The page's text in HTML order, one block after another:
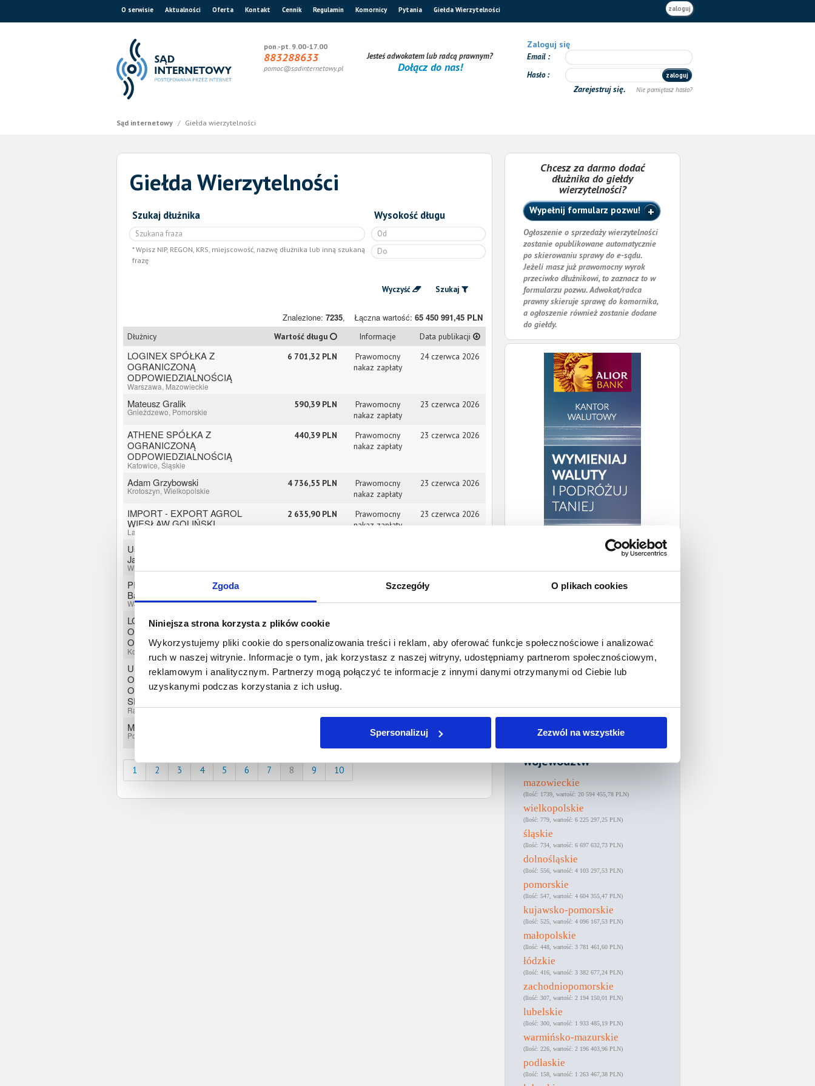
Zgoda Szczegóły O plikach cookies
Niniejsza strona korzysta z plików cookie
Wykorzystujemy pliki cookie do spersonalizowania treści i reklam, aby oferować funkcje społecznościowe i analizować
ruch w naszej witrynie. Informacje o tym, jak korzystasz z naszej witryny, udostępniamy partnerom społecznościowym,
reklamowym i analitycznym. Partnerzy mogą połączyć te informacje z innymi danymi otrzymanymi od Ciebie lub
uzyskanymi podczas korzystania z ich usług.
Spersonalizuj Zezwól na wszystkie
O serwisie Aktualności Oferta Kontakt Cennik Regulamin Komornicy Pytania Giełda Wierzytelności zaloguj
pon.-pt. 9.00-17.00
883288633
pomoc@sadinternetowy.pl
Jesteś adwokatem lub radcą prawnym?
Dołącz do nas!
Zaloguj się
Email
Hasło
zaloguj
Zarejestruj się. Nie pamiętasz hasła?
Sąd internetowy / Giełda wierzytelności
Giełda Wierzytelności
Szukaj dłużnika
Wpisz NIP, REGON, KRS, miejscowość, nazwę dłużnika lub inną szukaną
frazę
Wysokość długu
Wyczyść Szukaj
Znalezione: 7235, Łączna wartość: 65 450 991,45 PLN
Dłużnicy Wartość długu Informacje Data publikacji
LOGINEX SPÓŁKA Z
OGRANICZONĄ
ODPOWIEDZIALNOŚCIĄ
Warszawa, Mazowieckie
6 701,32 PLN
Prawomocny
nakaz zapłaty
24 czerwca 2026
Mateusz Gralik
Gnieżdzewo, Pomorskie
590,39 PLN
Prawomocny
nakaz zapłaty
23 czerwca 2026
ATHENE SPÓŁKA Z
OGRANICZONĄ
ODPOWIEDZIALNOŚCIĄ
Katowice, Śląskie
440,39 PLN
Prawomocny
nakaz zapłaty
23 czerwca 2026
Adam Grzybowski
Krotoszyn, Wielkopolskie
4 736,55 PLN
Prawomocny
nakaz zapłaty
23 czerwca 2026
IMPORT - EXPORT AGROL
WIESŁAW GOLIŃSKI
Latkowa, Dolnośląskie
2 635,90 PLN
Prawomocny
nakaz zapłaty
23 czerwca 2026
Usługi elektryczne Tomasz
Jarosiński
Wiskitki, Mazowieckie
PIEKARNIA NA WOLI Andrzej
Bandurski
Warszawa, Mazowieckie
Prawomocny
22 czerwca 2026
LOGIS COM SPÓŁKA Z
OGRANICZONĄ
ODPOWIEDZIALNOŚCIĄ
Kochłowice, Opolskie
1 161,39 PLN
U KUBUSIA SPÓŁKA Z
OGRANICZONĄ
ODPOWIEDZIALNOŚCIĄ
SPÓŁKA KOMANDYTOWA
Rawicz, Wielkopolskie
5 525,39 PLN
Prawomocny
nakaz zapłaty
19 czerwca 2026
Michał Dąbek
Poznań, Wielkopolskie
Prawomocny
nakaz zapłaty
19 czerwca 2026
1 2 3 4 5 6 7 8 9 10
Chcesz za darmo dodać
dłużnika do giełdy
wierzytelności?
Wypełnij formularz pozwu!
Ogłoszenie o sprzedaży wierzytelności
zostanie opublikowane automatycznie
po skierowaniu sprawy do e-sądu.
Jeżeli masz już prawomocny wyrok
przeciwko dłużnikowi, to zaznacz to w
formularzu pozwu. Adwokat/radca
prawny skieruje sprawę do komornika,
a ogłoszenie również zostanie dodane
do giełdy.
Wierzytelności wg
województw
mazowieckie
1739 20 594 455,78 PLN
wielkopolskie
779 6 225 297,25 PLN
śląskie
734 6 697 632,73 PLN
dolnośląskie
556 4 103 297,53 PLN
pomorskie
547 4 604 355,47 PLN
kujawsko-pomorskie
525 4 096 167,53 PLN
małopolskie
448 3 781 461,60 PLN
łódzkie
416 3 382 677,24 PLN
zachodniopomorskie
307 2 194 150,01 PLN
lubelskie
300 1 933 485,19 PLN
warmińsko-mazurskie
226 2 196 403,96 PLN
podlaskie
158 1 263 467,38 PLN